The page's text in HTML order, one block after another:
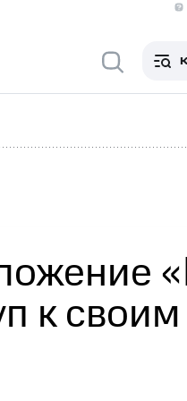
Медиа-центр
регионе
Рынок акций
к своим